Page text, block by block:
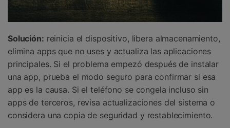
Solución: reinicia el dispositivo, libera almacenamiento,
elimina apps que no uses y actualiza las aplicaciones
principales. Si el problema empezó después de instalar
una app, prueba el modo seguro para confirmar si esa
app es la causa. Si el teléfono se congela incluso sin
apps de terceros, revisa actualizaciones del sistema o
considera una copia de seguridad y restablecimiento.